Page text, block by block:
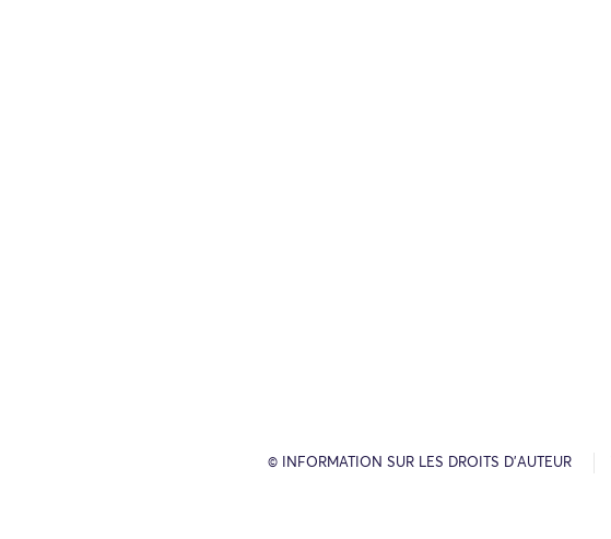
© INFORMATION SUR LES DROITS D’AUTEUR